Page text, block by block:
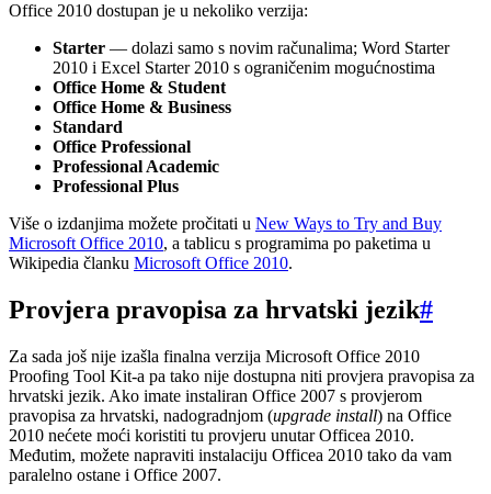
Office 2010 dostupan je u nekoliko verzija:
Starter — dolazi samo s novim računalima; Word Starter
2010 i Excel Starter 2010 s ograničenim mogućnostima
Office Home & Student
Office Home & Business
Standard
Office Professional
Professional Academic
Professional Plus
Više o izdanjima možete pročitati u New Ways to Try and Buy
Microsoft Office 2010, a tablicu s programima po paketima u
Wikipedia članku Microsoft Office 2010.
Provjera pravopisa za hrvatski jezik#
Za sada još nije izašla finalna verzija Microsoft Office 2010
Proofing Tool Kit-a pa tako nije dostupna niti provjera pravopisa za
hrvatski jezik. Ako imate instaliran Office 2007 s provjerom
pravopisa za hrvatski, nadogradnjom (upgrade install) na Office
2010 nećete moći koristiti tu provjeru unutar Officea 2010.
Međutim, možete napraviti instalaciju Officea 2010 tako da vam
paralelno ostane i Office 2007.